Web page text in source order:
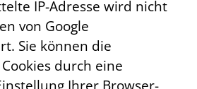
IP-Adresse wird nicht
von Google
Sie können die
durch eine
Ihrer Browser-